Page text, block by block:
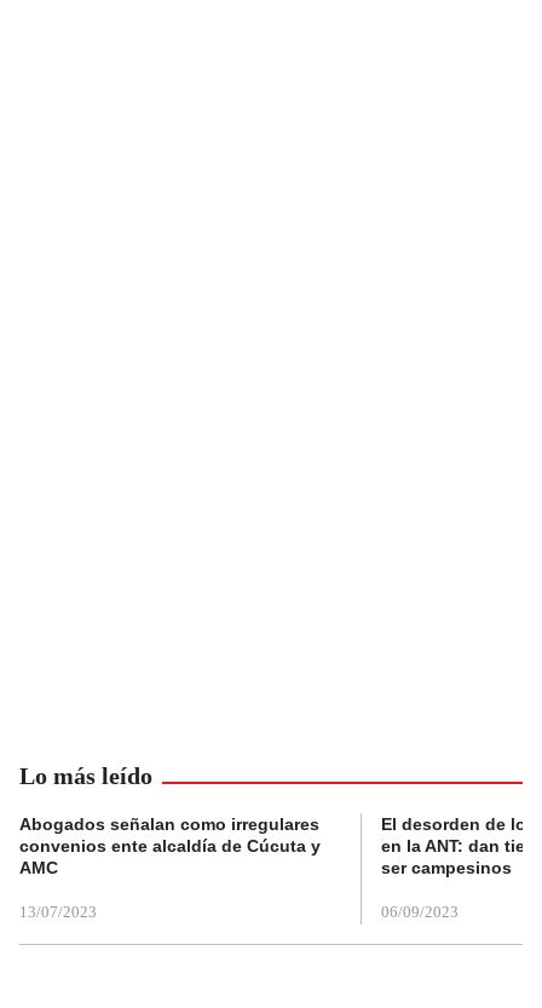
Lo más leído
Abogados señalan como irregulares
convenios ente alcaldía de Cúcuta y
AMC
13/07/2023
El desorden de
en la ANT: dan
ser campesinos
06/09/2023